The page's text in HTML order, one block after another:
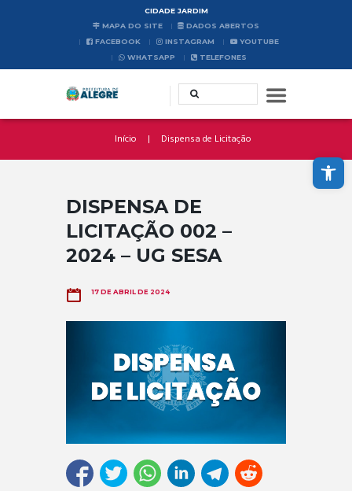
Abrir a barra de ferramentas
CIDADE JARDIM
MAPA DO SITE
DADOS ABERTOS
FACEBOOK
INSTAGRAM
YOUTUBE
WHATSAPP
TELEFONES
Início Dispensa de Licitação
DISPENSA DE
LICITAÇÃO 002 –
2024 – UG SESA
17 DE ABRIL DE 2024